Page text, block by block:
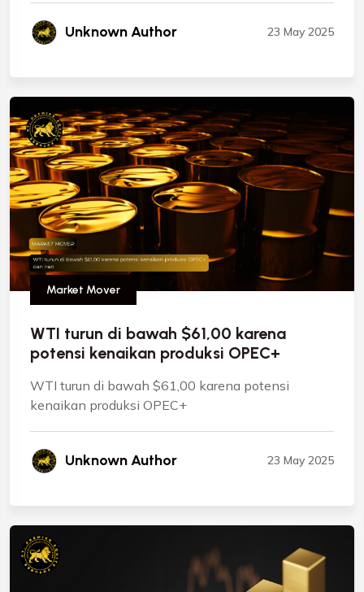
Unknown Author 23 May 2025
Market Mover
WTI turun di bawah $61,00 karena
potensi kenaikan produksi OPEC+
WTI turun di bawah $61,00 karena potensi
kenaikan produksi OPEC+
Unknown Author 23 May 2025